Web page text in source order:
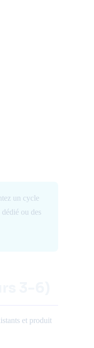
un cycle
ou des
et produit